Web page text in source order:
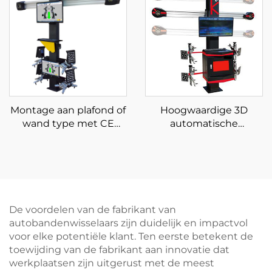
Montage aan plafond of
wand type met CE
Hoogwaardige 3D
automatische
De voordelen van de fabrikant van
autobandenwisselaars zijn duidelijk en impactvol
voor elke potentiële klant. Ten eerste betekent de
toewijding van de fabrikant aan innovatie dat
werkplaatsen zijn uitgerust met de meest